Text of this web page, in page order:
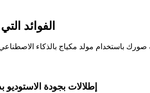
الفوائد
إطلالات بجودة الاستوديو